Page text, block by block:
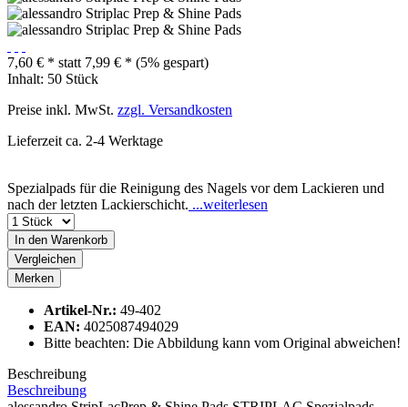
7,60 € * statt 7,99 € * (5% gespart)
Inhalt: 50 Stück
Preise inkl. MwSt. zzgl. Versandkosten
Lieferzeit ca. 2-4 Werktage
Spezialpads für die Reinigung des Nagels vor dem Lackieren und
nach der letzten Lackierschicht. ...weiterlesen
In den Warenkorb
Vergleichen
Merken
Artikel-Nr.: 49-402
EAN: 4025087494029
Bitte beachten: Die Abbildung kann vom Original abweichen!
Beschreibung
Beschreibung